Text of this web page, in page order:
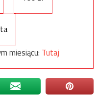
miesiącu: Tutaj